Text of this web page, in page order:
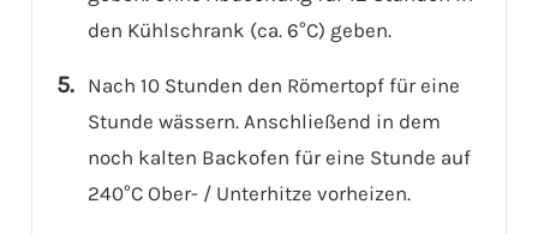
den Kühlschrank (ca. 6°C) geben.
Nach 10 Stunden den Römertopf für eine
Stunde wässern. Anschließend in dem
noch kalten Backofen für eine Stunde auf
240°C Ober- / Unterhitze vorheizen.